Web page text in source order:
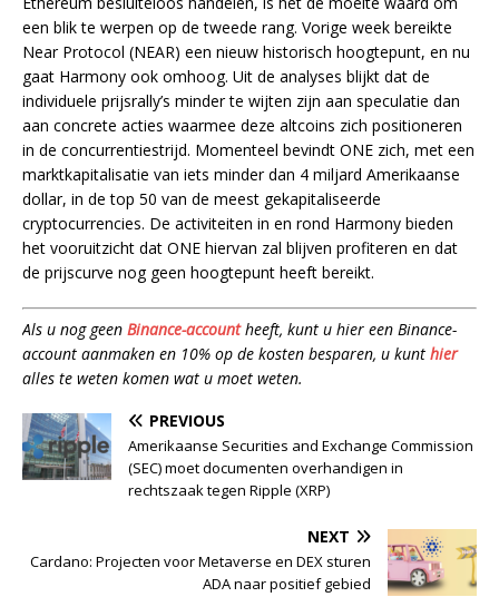
een blik te werpen op de tweede rang. Vorige week bereikte
Near Protocol (NEAR) een nieuw historisch hoogtepunt, en nu
gaat Harmony ook omhoog. Uit de analyses blijkt dat de
individuele prijsrally’s minder te wijten zijn aan speculatie dan
aan concrete acties waarmee deze altcoins zich positioneren
in de concurrentiestrijd. Momenteel bevindt ONE zich, met een
marktkapitalisatie van iets minder dan 4 miljard Amerikaanse
dollar, in de top 50 van de meest gekapitaliseerde
cryptocurrencies. De activiteiten in en rond Harmony bieden
het vooruitzicht dat ONE hiervan zal blijven profiteren en dat
de prijscurve nog geen hoogtepunt heeft bereikt.
Als u nog geen Binance-accountheeft, kunt u hier een Binance-
account aanmaken en 10% op de kosten besparen, u kunt hier
alles te weten komen wat u moet weten.
PREVIOUS
Amerikaanse Securities and Exchange Commission
(SEC) moet documenten overhandigen in
rechtszaak tegen Ripple (XRP)
NEXT
Cardano: Projecten voor Metaverse en DEX sturen
ADA naar positief gebied